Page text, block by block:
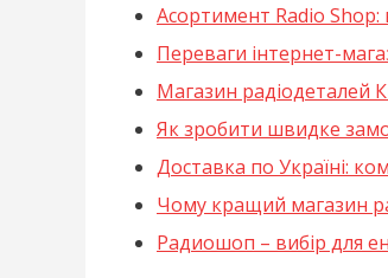
Асортимент Radio Shop:
Переваги інтернет-
Магазин радіодеталей
Як зробити швидке
Доставка по Україні:
Чому кращий магазин
Радиошоп – вибір для